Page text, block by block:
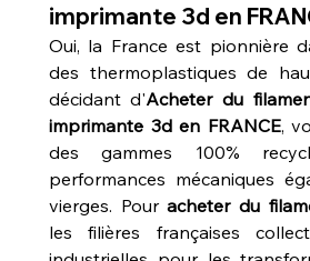
imprimante 3d en
Oui, la France est pionnière
des thermoplastiques de
décidant d'Acheter du
imprimante 3d en FRANCE,
des gammes 100%
performances mécaniques
vierges. Pour acheter du
les filières françaises